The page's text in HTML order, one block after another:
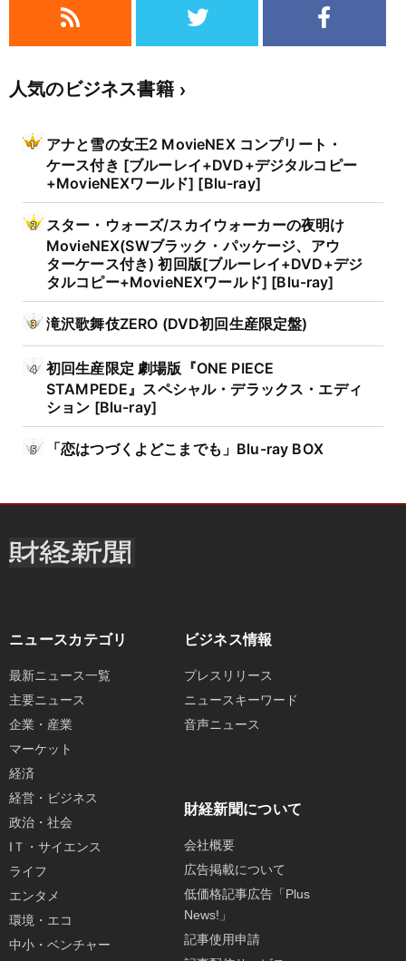
人気のビジネス書籍
アナと雪の女王2 MovieNEX コンプリート・
ケース付き [ブルーレイ+DVD+デジタルコピー
+MovieNEXワールド] [Blu-ray]
スター・ウォーズ/スカイウォーカーの夜明け
MovieNEX(SWブラック・パッケージ、アウ
ターケース付き) 初回版[ブルーレイ+DVD+デジ
タルコピー+MovieNEXワールド] [Blu-ray]
滝沢歌舞伎ZERO (DVD初回生産限定盤)
初回生産限定 劇場版『ONE PIECE
STAMPEDE』スペシャル・デラックス・エディ
ション [Blu-ray]
「恋はつづくよどこまでも」Blu-ray BOX
ニュースカテゴリ
最新ニュース一覧
主要ニュース
企業・産業
マーケット
経済
経営・ビジネス
政治・社会
IＴ・サイエンス
ライフ
エンタメ
環境・エコ
中小・ベンチャー
ビジネス情報
プレスリリース
ニュースキーワード
音声ニュース
財経新聞について
会社概要
広告掲載について
低価格記事広告「Plus
News!」
記事使用申請